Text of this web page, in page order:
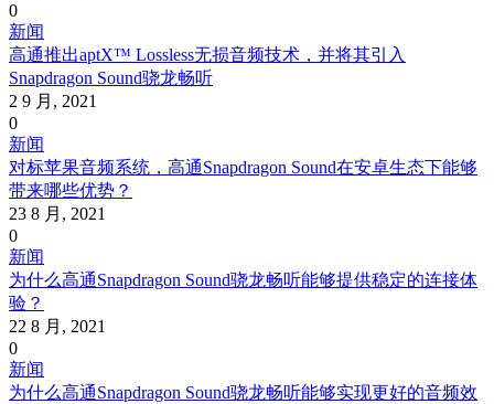
0
新闻
高通推出aptX™ Lossless无损音频技术，并将其引入
Snapdragon Sound骁龙畅听
2 9 月, 2021
0
新闻
对标苹果音频系统，高通Snapdragon Sound在安卓生态下能够
带来哪些优势？
23 8 月, 2021
0
新闻
为什么高通Snapdragon Sound骁龙畅听能够提供稳定的连接体
验？
22 8 月, 2021
0
新闻
为什么高通Snapdragon Sound骁龙畅听能够实现更好的音频效